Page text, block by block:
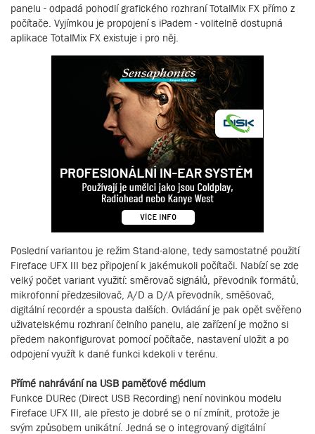
panelu - odpadá pohodlí grafického rozhraní TotalMix FX přímo z
počítače. Vyjímkou je propojení s iPadem - volitelně dostupná
aplikace TotalMix FX existuje i pro něj.
Poslední variantou je režim Stand-alone, tedy samostatné použití
Fireface UFX III bez připojení k jakémukoli počítači. Nabízí se zde
velký počet variant využití: směrovač signálů, převodník formátů,
mikrofonní předzesilovač, A/D a D/A převodník, směšovač,
digitální recordér a spousta dalších. Ovládání je pak opět svěřeno
uživatelskému rozhraní čelního panelu, ale zařízení je možno si
předem nakonfigurovat pomocí počítače, nastavení uložit a po
odpojení využít k dané funkci kdekoli v terénu.
Přímé nahrávání na USB paměťové médium
Funkce DURec (Direct USB Recording) není novinkou modelu
Fireface UFX III, ale přesto je dobré se o ní zmínit, protože je
svým způsobem unikátní. Jedná se o integrovaný digitální